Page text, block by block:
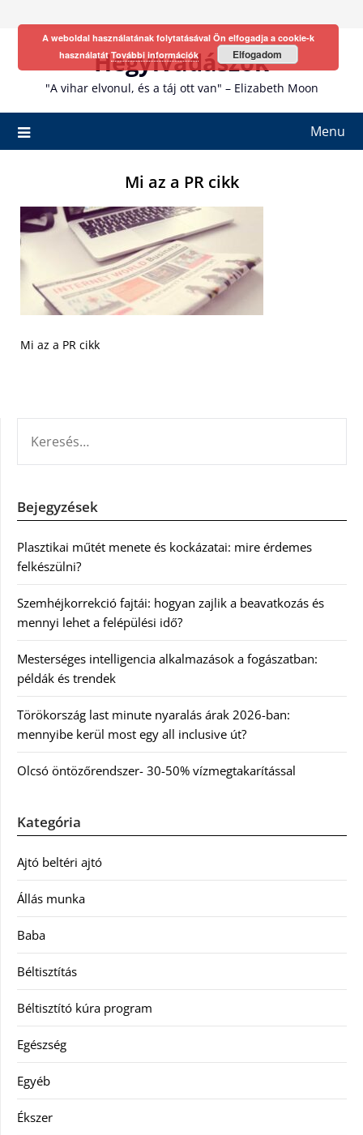
Hegyivadászok
"A vihar elvonul, és a táj ott van" – Elizabeth Moon
Menu
Mi az a PR cikk
Mi az a PR cikk
Bejegyzések
Plasztikai műtét menete és kockázatai: mire érdemes
felkészülni?
Szemhéjkorrekció fajtái: hogyan zajlik a beavatkozás és
mennyi lehet a felépülési idő?
Mesterséges intelligencia alkalmazások a fogászatban:
példák és trendek
Törökország last minute nyaralás árak 2026-ban:
mennyibe kerül most egy all inclusive út?
Olcsó öntözőrendszer- 30-50% vízmegtakarítással
Kategória
Ajtó beltéri ajtó
Állás munka
Baba
Béltisztítás
Béltisztító kúra program
Egészség
Egyéb
Ékszer
A weboldal használatának folytatásával Ön elfogadja a cookie-k
használatátTovábbi információk Elfogadom